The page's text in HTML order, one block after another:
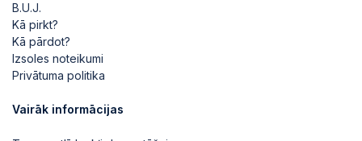
B.U.J.
Kā pirkt?
Kā pārdot?
Izsoles noteikumi
Privātuma politika
Vairāk informācijas